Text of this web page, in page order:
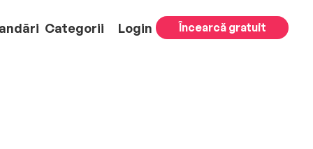
Categorii Login Încearcă gratuit